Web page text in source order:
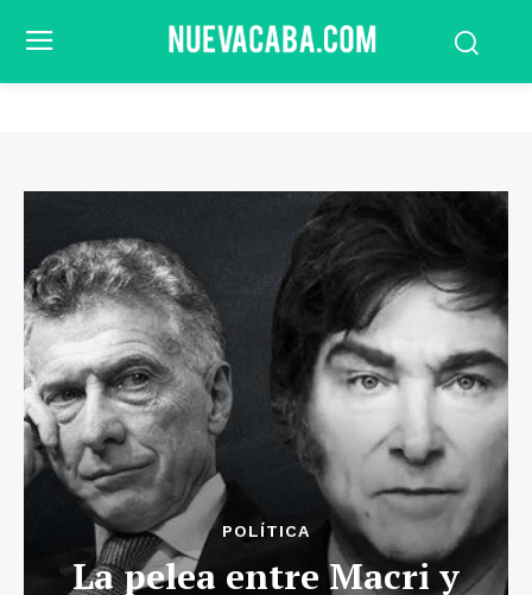
POLÍTICA
La pelea entre Macri y